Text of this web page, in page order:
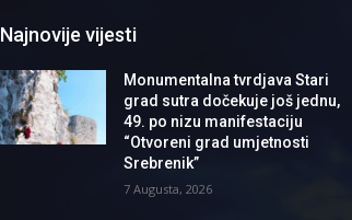
Najnovije vijesti
Monumentalna tvrdjava Stari
grad sutra dočekuje još jednu,
49. po nizu manifestaciju
“Otvoreni grad umjetnosti
Srebrenik”
7 Augusta, 2026